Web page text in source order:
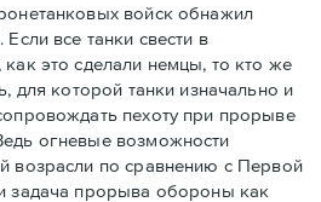
войск обнажил
все танки свести в
это сделали немцы, то кто же
для которой танки изначально и
пехоту при прорыве
огневые возможности
возрасли по сравнению с Первой
задача прорыва обороны как